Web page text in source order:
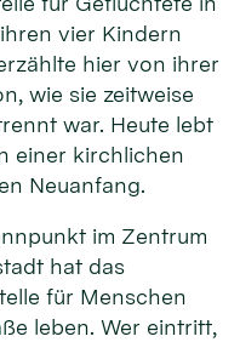
vier Kindern
hier von ihrer
wie sie zeitweise
war. Heute lebt
einer kirchlichen
Neuanfang.
im Zentrum
hat das
für Menschen
leben. Wer eintritt,